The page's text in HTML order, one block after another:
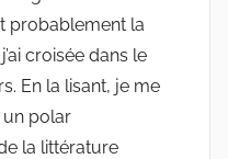
probablement la
croisée dans le
En la lisant, je me
un polar
la littérature